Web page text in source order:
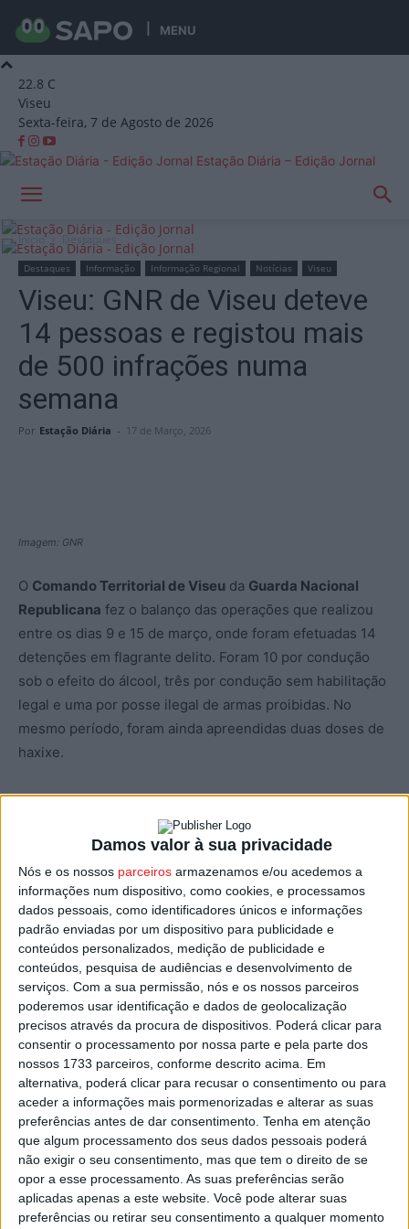
Damos valor à sua privacidade
Nós e os nossos parceiros armazenamos e/ou acedemos a
informações num dispositivo, como cookies, e processamos
dados pessoais, como identificadores únicos e informações
padrão enviadas por um dispositivo para publicidade e
conteúdos personalizados, medição de publicidade e
conteúdos, pesquisa de audiências e desenvolvimento de
serviços. Com a sua permissão, nós e os nossos parceiros
poderemos usar identificação e dados de geolocalização
precisos através da procura de dispositivos. Poderá clicar para
consentir o processamento por nossa parte e pela parte dos
nossos 1733 parceiros, conforme descrito acima. Em
alternativa, poderá clicar para recusar o consentimento ou para
aceder a informações mais pormenorizadas e alterar as suas
preferências antes de dar consentimento. Tenha em atenção
que algum processamento dos seus dados pessoais poderá
não exigir o seu consentimento, mas que tem o direito de se
opor a esse processamento. As suas preferências serão
aplicadas apenas a este website. Você pode alterar suas
preferências ou retirar seu consentimento a qualquer momento
MENU
22.8 C
Viseu
Sexta-feira, 7 de Agosto de 2026
Estação Diária – Edição Jornal
Início Destaques
Destaques Informação Informação Regional Notícias Viseu
Viseu: GNR de Viseu deteve
14 pessoas e registou mais
de 500 infrações numa
semana
Por Estação Diária - 17 de Março, 2026
Imagem: GNR
O Comando Territorial de Viseu da Guarda Nacional
Republicana fez o balanço das operações que realizou
entre os dias 9 e 15 de março, onde foram efetuadas 14
detenções em flagrante delito. Foram 10 por condução
sob o efeito do álcool, três por condução sem habilitação
legal e uma por posse ilegal de armas proibidas. No
mesmo período, foram ainda apreendidas duas doses de
haxixe.
Na estrada, as patrulhas da GNR detetaram um total de
517 infrações. Entre as mais relevantes estão 96 por
excesso de velocidade, 94 por falta de inspeção
periódica obrigatória e 30 por uso indevido do telemóvel
durante a condução.
Foram ainda registadas infrações relacionadas com
tacógrafos, anomalias nos sistemas de iluminação e
sinalização, falta de seguro de responsabilidade civil,
condução com excesso de álcool e incorreta utilização do
cinto de segurança ou sistemas de retenção para
crianças.
Esta e outras notícias para ouvir na Estação Diária – 96.8
FM ou em
www.968.fm
Pub